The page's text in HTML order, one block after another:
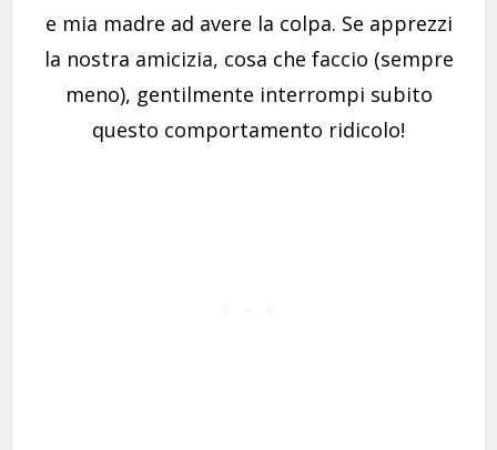
e mia madre ad avere la colpa. Se apprezzi
la nostra amicizia, cosa che faccio (sempre
meno), gentilmente interrompi subito
questo comportamento ridicolo!